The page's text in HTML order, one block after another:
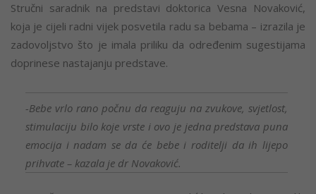
Stručni saradnik na predstavi doktorica Vesna Novaković,
koja je cijeli radni vijek posvetila radu sa bebama – izrazila je
zadovoljstvo što je imala priliku da određenim sugestijama
doprinese nastajanju predstave.
-Bebe vrlo rano počnu da reaguju na zvukove, svjetlost,
stimulaciju bilo koje vrste i ovo je jedna predstava puna
emocija i nadam se da će bebe i roditelji da ih lijepo
prihvate – kazala je dr Novaković.